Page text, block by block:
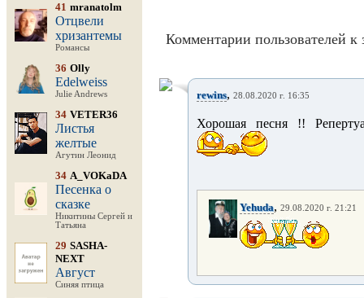
41 mranatolm
Отцвели
хризантемы
Романсы
36 Olly
Edelweiss
Julie Andrews
34 VETER36
Листья
желтые
Агутин Леонид
34 A_VOKaDA
Песенка о
сказке
Никитины Сергей и
Татьяна
29 SASHA-
NEXT
Август
Синяя птица
Комментарии пользователей к
rewins, 28.08.2020 г. 16:35
Хорошая песня !!
Yehuda, 29.08.2020 г. 21:21